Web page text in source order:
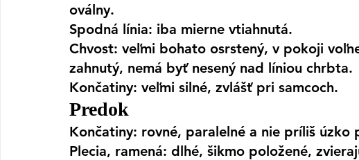
oválny.
Spodná línia: iba mierne vtiahnutá.
Chvost: veľmi bohato osrstený, v pokoji
zahnutý, nemá byť nesený nad líniou chrbta.
Končatiny: veľmi silné, zvlášť pri samcoch.
Predok
Končatiny: rovné, paralelné a nie príliš úzko
Plecia, ramená: dlhé, šikmo položené,